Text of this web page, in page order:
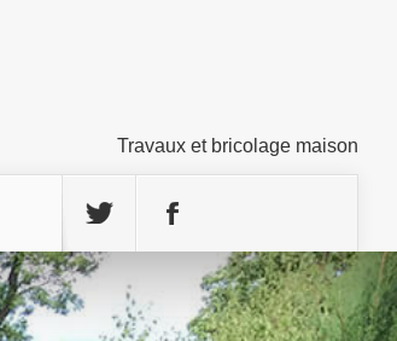
Travaux et bricolage maison